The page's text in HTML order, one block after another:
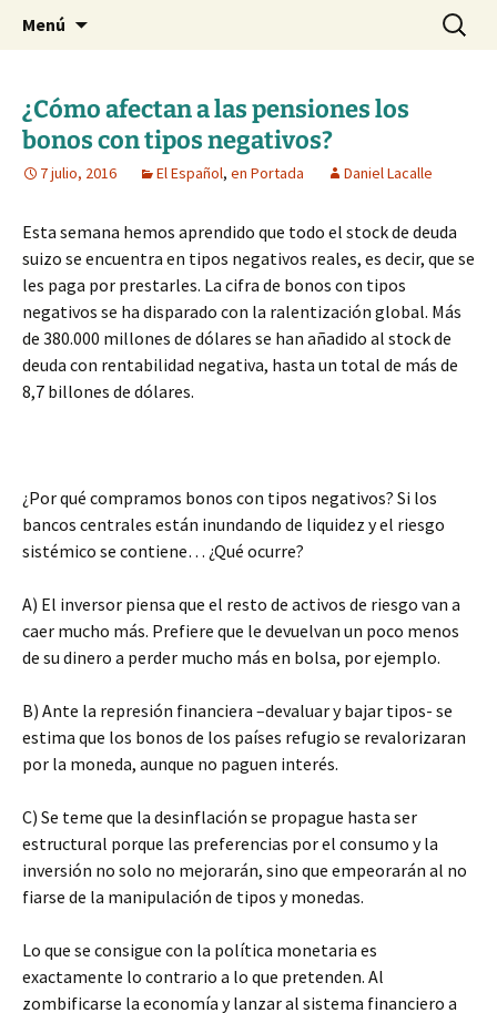
dlacalle.com
Blog de Daniel Lacalle
Menú Buscar:
¿Cómo afectan a las pensiones los
bonos con tipos negativos?
7 julio, 2016 El Español, en Portada Daniel Lacalle
Esta semana hemos aprendido que todo el stock de deuda
suizo se encuentra en tipos negativos reales, es decir, que se
les paga por prestarles. La cifra de bonos con tipos
negativos se ha disparado con la ralentización global. Más
de 380.000 millones de dólares se han añadido al stock de
deuda con rentabilidad negativa, hasta un total de más de
8,7 billones de dólares.
¿Por qué compramos bonos con tipos negativos? Si los
bancos centrales están inundando de liquidez y el riesgo
sistémico se contiene… ¿Qué ocurre?
A) El inversor piensa que el resto de activos de riesgo van a
caer mucho más. Prefiere que le devuelvan un poco menos
de su dinero a perder mucho más en bolsa, por ejemplo.
B) Ante la represión financiera –devaluar y bajar tipos- se
estima que los bonos de los países refugio se revalorizaran
por la moneda, aunque no paguen interés.
C) Se teme que la desinflación se propague hasta ser
estructural porque las preferencias por el consumo y la
inversión no solo no mejorarán, sino que empeorarán al no
fiarse de la manipulación de tipos y monedas.
Lo que se consigue con la política monetaria es
exactamente lo contrario a lo que pretenden. Al
zombificarse la economía y lanzar al sistema financiero a